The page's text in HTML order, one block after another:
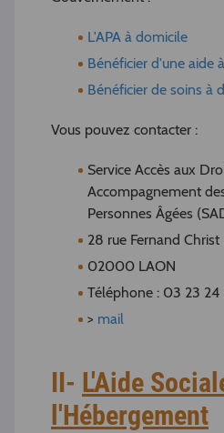
L'APA à domicile
Bénéficier d'une aide
Bénéficier de soins à
Vous pouvez contacter :
Service Accès aux
Accompagnement
Personnes Âgées
28 rue Fernand Christ
02000 LAON
Téléphone : 03 23
> mail
II- L'Aide
l'Hébergement